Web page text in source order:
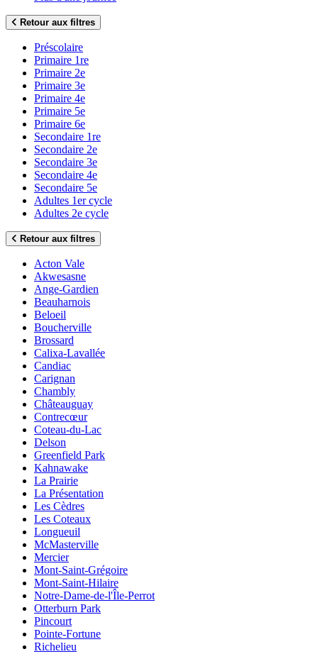
Retour aux filtres
Préscolaire
Primaire 1re
Primaire 2e
Primaire 3e
Primaire 4e
Primaire 5e
Primaire 6e
Secondaire 1re
Secondaire 2e
Secondaire 3e
Secondaire 4e
Secondaire 5e
Adultes 1er cycle
Adultes 2e cycle
Retour aux filtres
Acton Vale
Akwesasne
Ange-Gardien
Beauharnois
Beloeil
Boucherville
Brossard
Calixa-Lavallée
Candiac
Carignan
Chambly
Châteauguay
Contrecœur
Coteau-du-Lac
Delson
Greenfield Park
Kahnawake
La Prairie
La Présentation
Les Cèdres
Les Coteaux
Longueuil
McMasterville
Mercier
Mont-Saint-Grégoire
Mont-Saint-Hilaire
Notre-Dame-de-l'Île-Perrot
Otterburn Park
Pincourt
Pointe-Fortune
Richelieu